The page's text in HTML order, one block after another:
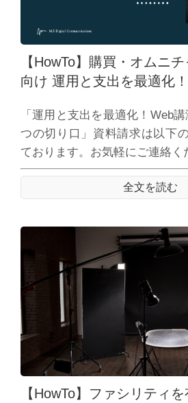
【HowTo】購買・オムニ
向け 運用と支出を最適化
「運用と支出を最適化！Web
つの切り口」資料請求は以下
ております。お気軽にご連絡く
全文を読む
【HowTo】ファシリティ